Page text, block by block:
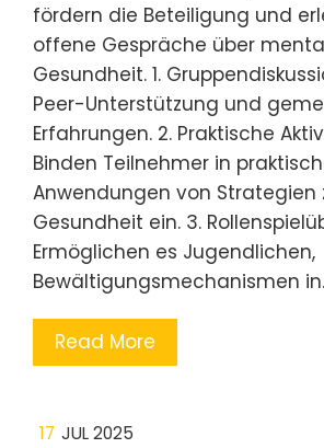
fördern die Beteiligung und
offene Gespräche über
Gesundheit. 1.
Peer-Unterstützung und
Erfahrungen. 2. Praktische
Binden Teilnehmer in
Anwendungen von Strategien
Gesundheit ein. 3.
Ermöglichen es Jugendlichen,
Bewältigungsmechanismen
Read More
17 JUL 2025